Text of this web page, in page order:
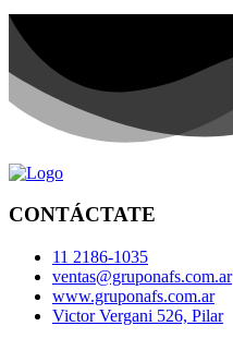
CONTÁCTATE
11 2186-1035
ventas@gruponafs.com.ar
www.gruponafs.com.ar
Victor Vergani 526, Pilar